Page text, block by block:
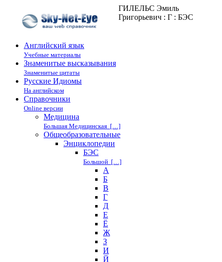
ГИЛЕЛЬС Эмиль
Григорьевич : Г : БЭС
Английский язык
Учебные материалы
Знаменитые высказывания
Знаменитые цитаты
Русские Идиомы
На английском
Справочники
Online версии
Медицина
Большая Медицинская […]
Общеобразовательные
Энциклопедии
БЭС
Большой […]
А
Б
В
Г
Д
Е
Ё
Ж
З
И
Й